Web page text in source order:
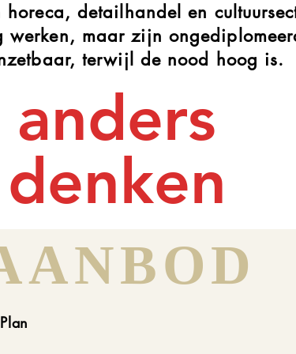
horeca, detailhandel en
maar zijn
terwijl de nood hoog is.
anders
denken